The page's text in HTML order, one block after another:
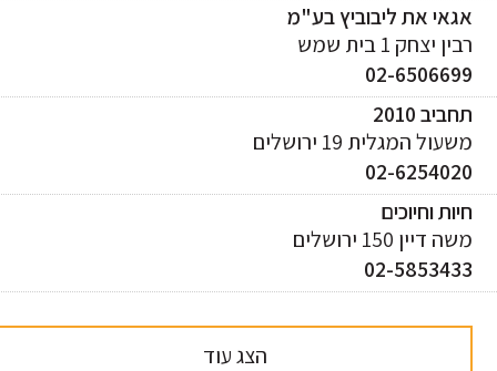
את ליבוביץ בע"מ
יצחק 1 בית שמש
02-
2010
המגלית 19 ירושלים
02-
וחיוכים
150 ירושלים
02-
הצג עוד